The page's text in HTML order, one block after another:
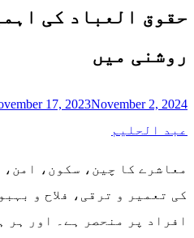
حقوق العباد کی
روشنی میں
17, 2023November 2, 2024
عبد الحلیم
معاشرے کا چین، سکون،
کی تعمیر و ترقی، فلاح و
افراد پر منحصر ہے۔ اور ہر